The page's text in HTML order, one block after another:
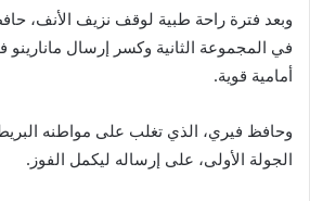
وبعد فترة راحة طبية لوقف نزيف الأنف،
في المجموعة الثانية وكسر إرسال
أمامية قوية.
وحافظ فيري، الذي تغلب على مواطنه
الجولة الأولى، على إرساله ليكمل الفوز.